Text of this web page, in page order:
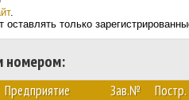
.
оставлять только
номером:
Предприятие Зав.№ Постр.